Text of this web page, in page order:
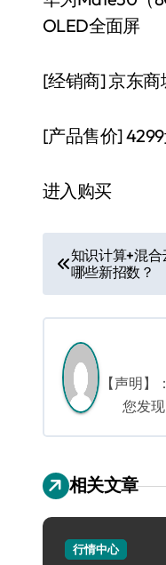
OLED全面屏
[经销商]京东商
[产品售价]
进入购买
文
章
导
航
知识计算+混
哪些新招数？
【声明
您发
相关文章
行情中心